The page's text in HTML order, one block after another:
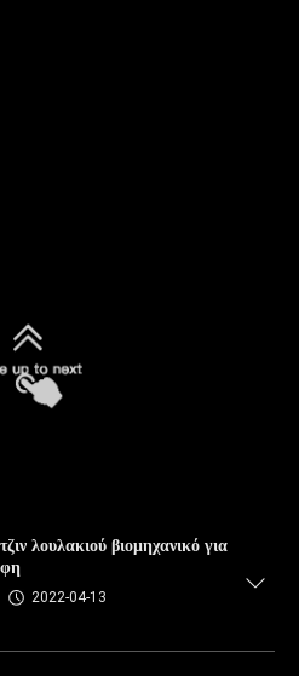
λουλακιού βιομηχανικό για
2022-04-13